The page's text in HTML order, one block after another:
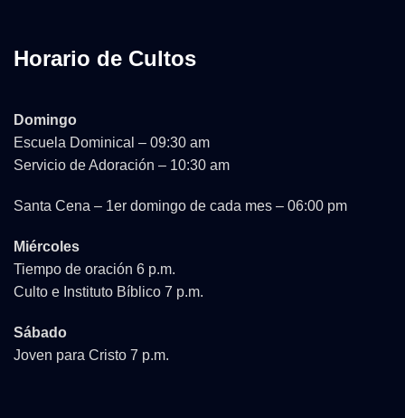
Horario de Cultos
Domingo
Escuela Dominical – 09:30 am
Servicio de Adoración – 10:30 am
Santa Cena – 1er domingo de cada mes – 06:00 pm
Miércoles
Tiempo de oración 6 p.m.
Culto e Instituto Bíblico 7 p.m.
Sábado
Joven para Cristo 7 p.m.